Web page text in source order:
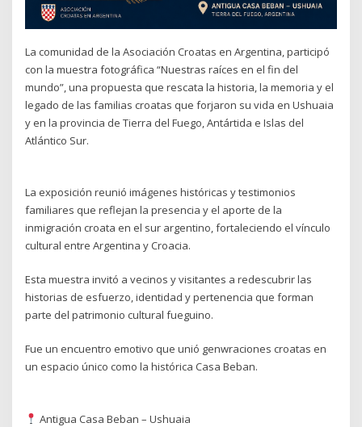
La comunidad de la Asociación Croatas en Argentina, participó
con la muestra fotográfica “Nuestras raíces en el fin del
mundo”, una propuesta que rescata la historia, la memoria y el
legado de las familias croatas que forjaron su vida en Ushuaia
y en la provincia de Tierra del Fuego, Antártida e Islas del
Atlántico Sur.
La exposición reunió imágenes históricas y testimonios
familiares que reflejan la presencia y el aporte de la
inmigración croata en el sur argentino, fortaleciendo el vínculo
cultural entre Argentina y Croacia.
Esta muestra invitó a vecinos y visitantes a redescubrir las
historias de esfuerzo, identidad y pertenencia que forman
parte del patrimonio cultural fueguino.
Fue un encuentro emotivo que unió genwraciones croatas en
un espacio único como la histórica Casa Beban.
Antigua Casa Beban – Ushuaia